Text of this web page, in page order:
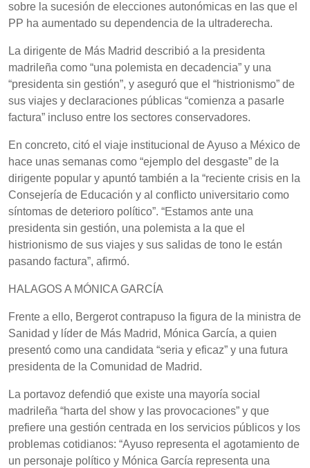
sobre la sucesión de elecciones autonómicas en las que el
PP ha aumentado su dependencia de la ultraderecha.
La dirigente de Más Madrid describió a la presidenta
madrileña como “una polemista en decadencia” y una
“presidenta sin gestión”, y aseguró que el “histrionismo” de
sus viajes y declaraciones públicas “comienza a pasarle
factura” incluso entre los sectores conservadores.
En concreto, citó el viaje institucional de Ayuso a México de
hace unas semanas como “ejemplo del desgaste” de la
dirigente popular y apuntó también a la “reciente crisis en la
Consejería de Educación y al conflicto universitario como
síntomas de deterioro político”. “Estamos ante una
presidenta sin gestión, una polemista a la que el
histrionismo de sus viajes y sus salidas de tono le están
pasando factura”, afirmó.
HALAGOS A MÓNICA GARCÍA
Frente a ello, Bergerot contrapuso la figura de la ministra de
Sanidad y líder de Más Madrid, Mónica García, a quien
presentó como una candidata “seria y eficaz” y una futura
presidenta de la Comunidad de Madrid.
La portavoz defendió que existe una mayoría social
madrileña “harta del show y las provocaciones” y que
prefiere una gestión centrada en los servicios públicos y los
problemas cotidianos: “Ayuso representa el agotamiento de
un personaje político y Mónica García representa una